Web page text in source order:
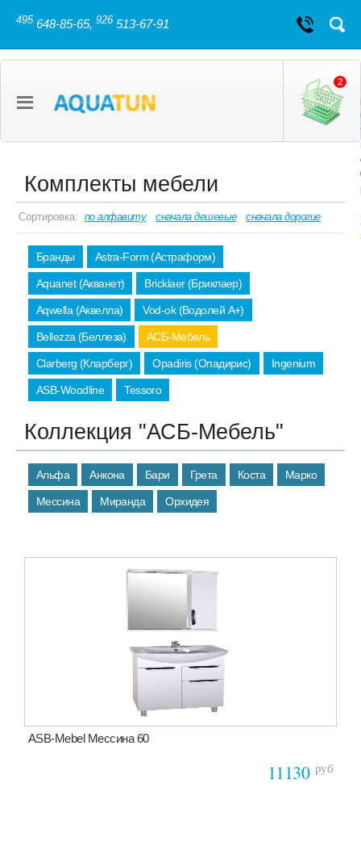
495 648-85-65, 926 513-67-91
2
Комплекты мебели
Сортировка: по алфавиту сначала дешевые сначала дорогие
Бранды Astra-Form (Астраформ)
Aquanet (Акванет) Bricklaer (Бриклаер)
Aqwella (Аквелла) Vod-ok (Водолей А+)
Bellezza (Беллеза) АСБ-Мебель
Clarberg (Кларберг) Opadiris (Опадирис) Ingenium
ASB-Woodline Tessoro
Коллекция "АСБ-Мебель"
Альфа Анкона Бари Грета Коста Марко
Мессина Миранда Орхидея
ASB-Mebel Мессина 60
11130 руб